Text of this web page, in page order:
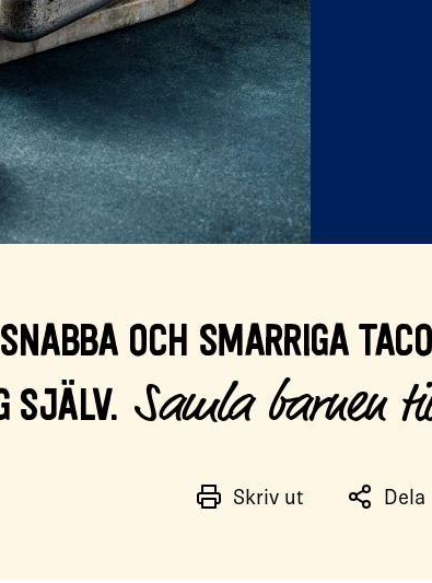
OCH SMARRIGA
SJÄLV. Samla barnen
Skriv ut Dela